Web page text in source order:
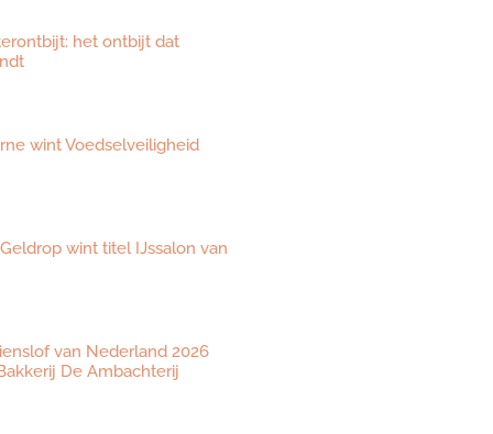
het ontbijt dat
wint Voedselveiligheid
wint titel IJssalon van
van Nederland 2026
De Ambachterij